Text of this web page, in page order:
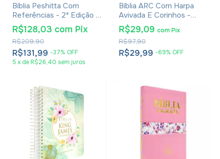
Bíblia Peshitta Com
Referências - 2ª Edição -
Verde
R$131,99 -37% OFF
R$209,90
R$128,03 com Pix
5 x de R$26,40 sem juros
Bíblia ARC Com Harpa
Avivada E Corinhos -
Letra Jumbo - Capa Dura
Floral Pink
R$29,99 -69% OFF
R$97,90
R$29,09 com Pix